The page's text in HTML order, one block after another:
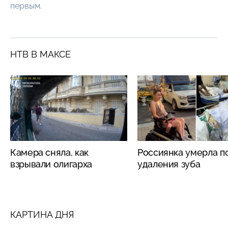
первым.
НТВ В МАКСЕ
Камера сняла, как
взрывали олигарха
Россиянка умерла
удаления зуба
КАРТИНА ДНЯ